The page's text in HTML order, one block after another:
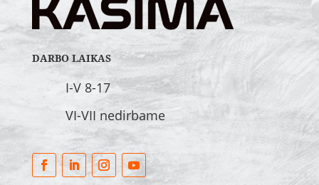
DARBO LAIKAS
I-V 8-17
VI-VII nedirbame